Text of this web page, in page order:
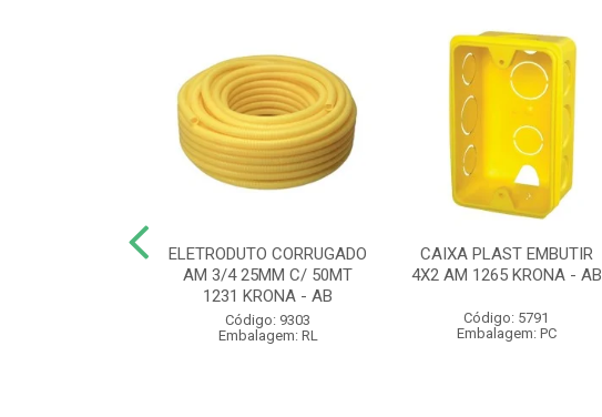
ELETRODUTO CORRUGADO
AM 3/4 25MM C/ 50MT
1231 KRONA - AB
Código: 9303
Embalagem: RL
CAIXA PLAST EMBUTIR
4X2 AM 1265 KRONA - AB
Código: 5791
Embalagem: PC